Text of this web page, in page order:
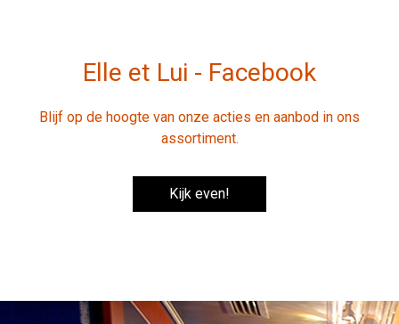
Elle et Lui - Facebook
Blijf op de hoogte van onze acties en aanbod in ons
assortiment.
Kijk even!